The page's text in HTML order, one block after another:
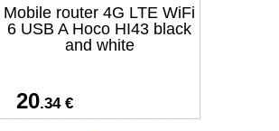
Mobile router 4G LTE WiFi
6 USB A Hoco HI43 black
and white
20.34 €